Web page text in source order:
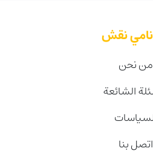
نقش
من نحن
الشائعة
اتصل بنا